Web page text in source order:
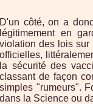
D'un côté, on a
légitimement en
violation des lois sur
officielles,
la sécurité des
classant de façon
simples "rumeurs".
dans la Science ou